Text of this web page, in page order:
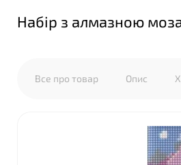
Набір з алмазною
Все про товар Опис